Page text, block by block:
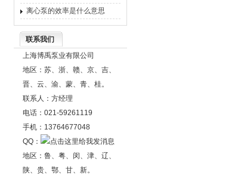
离心泵的效率是什么意思
联系我们
上海博禹泵业有限公司
地区：苏、浙、赣、京、吉、
晋、云、渝、蒙、青、桂。
联系人：方经理
电话：021-59261119
手机：13764677048
QQ：
地区：鲁、粤、闵、津、辽、
陕、贵、鄂、甘、新。